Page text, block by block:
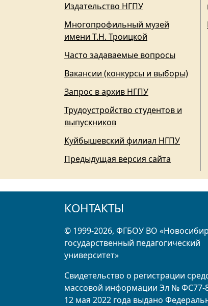
Издательство НГПУ
Многопрофильный музей
имени Т.Н. Троицкой
Часто задаваемые вопросы
Вакансии (конкурсы и выборы)
Запрос в архив НГПУ
Трудоустройство студентов и
выпускников
Куйбышевский филиал НГПУ
Предыдущая версия сайта
КОНТАКТЫ
© 1999-2026, ФГБОУ ВО
государственный педагогический
университет»
Свидетельство о регистрации
массовой информации Эл № ФС77-
12 мая 2022 года выдано